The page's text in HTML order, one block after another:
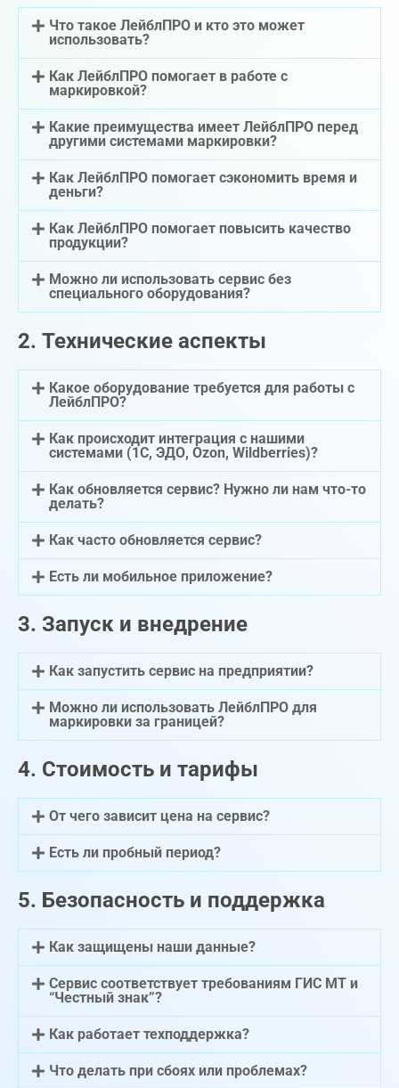
Что такое ЛейблПРО и кто это может
использовать?
Как ЛейблПРО помогает в работе с
маркировкой?
Какие преимущества имеет ЛейблПРО перед
другими системами маркировки?
Как ЛейблПРО помогает сэкономить время и
деньги?
Как ЛейблПРО помогает повысить качество
продукции?
Можно ли использовать сервис без
специального оборудования?
2. Технические аспекты
Какое оборудование требуется для работы с
ЛейблПРО?
Как происходит интеграция с нашими
системами (1С, ЭДО, Ozon, Wildberries)?
Как обновляется сервис? Нужно ли нам что-то
делать?
Как часто обновляется сервис?
Есть ли мобильное приложение?
3. Запуск и внедрение
Как запустить сервис на предприятии?
Можно ли использовать ЛейблПРО для
маркировки за границей?
4. Стоимость и тарифы
От чего зависит цена на сервис?
Есть ли пробный период?
5. Безопасность и поддержка
Как защищены наши данные?
Сервис соответствует требованиям ГИС МТ и
“Честный знак”?
Как работает техподдержка?
Что делать при сбоях или проблемах?